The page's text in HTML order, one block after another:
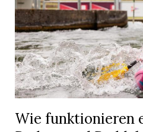
Wie funktionieren